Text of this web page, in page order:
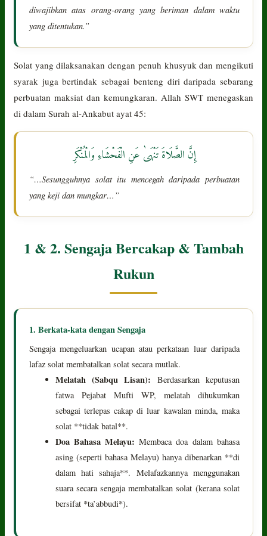
diwajibkan atas orang-orang yang beriman dalam waktu
yang ditentukan.”
Solat yang dilaksanakan dengan penuh khusyuk dan mengikuti
syarak juga bertindak sebagai benteng diri daripada sebarang
perbuatan maksiat dan kemungkaran. Allah SWT menegaskan
di dalam Surah al-Ankabut ayat 45:
إِنَّ الصَّلَاةَ تَنْهَىٰ عَنِ الْفَحْشَاءِ وَالْمُنْكَرِ
“…Sesungguhnya solat itu mencegah daripada perbuatan
yang keji dan mungkar…”
1 & 2. Sengaja Bercakap & Tambah
Rukun
1. Berkata-kata dengan Sengaja
Sengaja mengeluarkan ucapan atau perkataan luar daripada
lafaz solat membatalkan solat secara mutlak.
Melatah (Sabqu Lisan): Berdasarkan keputusan
fatwa Pejabat Mufti WP, melatah dihukumkan
sebagai terlepas cakap di luar kawalan minda, maka
solat **tidak batal**.
Doa Bahasa Melayu: Membaca doa dalam bahasa
asing (seperti bahasa Melayu) hanya dibenarkan **di
dalam hati sahaja**. Melafazkannya menggunakan
suara secara sengaja membatalkan solat (kerana solat
bersifat *ta’abbudi*).